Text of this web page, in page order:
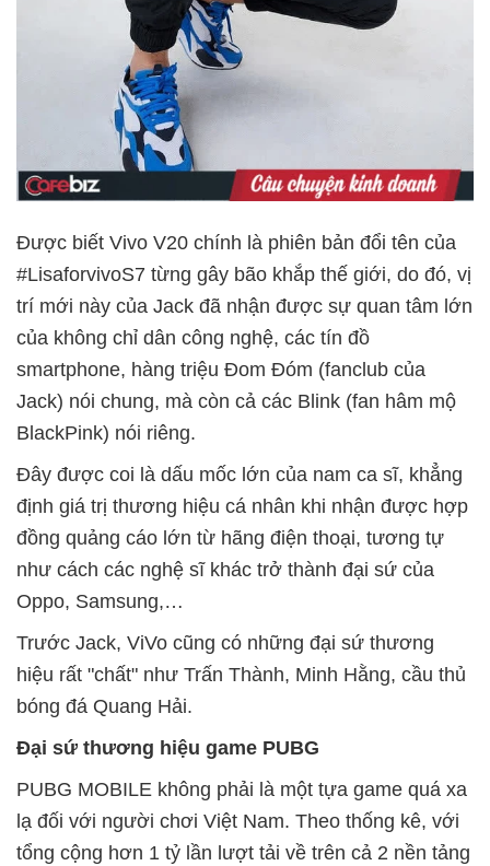
Được biết Vivo V20 chính là phiên bản đổi tên của
#LisaforvivoS7 từng gây bão khắp thế giới, do đó, vị
trí mới này của Jack đã nhận được sự quan tâm lớn
của không chỉ dân công nghệ, các tín đồ
smartphone, hàng triệu Đom Đóm (fanclub của
Jack) nói chung, mà còn cả các Blink (fan hâm mộ
BlackPink) nói riêng.
Đây được coi là dấu mốc lớn của nam ca sĩ, khẳng
định giá trị thương hiệu cá nhân khi nhận được hợp
đồng quảng cáo lớn từ hãng điện thoại, tương tự
như cách các nghệ sĩ khác trở thành đại sứ của
Oppo, Samsung,…
Trước Jack, ViVo cũng có những đại sứ thương
hiệu rất "chất" như Trấn Thành, Minh Hằng, cầu thủ
bóng đá Quang Hải.
Đại sứ thương hiệu game PUBG
PUBG MOBILE không phải là một tựa game quá xa
lạ đối với người chơi Việt Nam. Theo thống kê, với
tổng cộng hơn 1 tỷ lần lượt tải về trên cả 2 nền tảng